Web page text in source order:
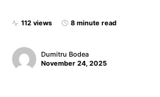
112 views 8 minute read
Dumitru Bodea
November 24, 2025